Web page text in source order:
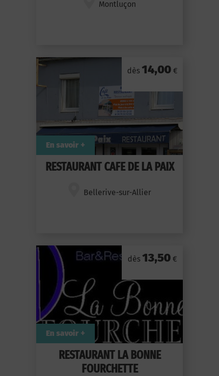
Montluçon
RESTAURANT CAFE DE LA PAIX
Bellerive-sur-Allier
dès 14,00 €
En savoir +
RESTAURANT LA BONNE
FOURCHETTE
dès 13,50 €
En savoir +